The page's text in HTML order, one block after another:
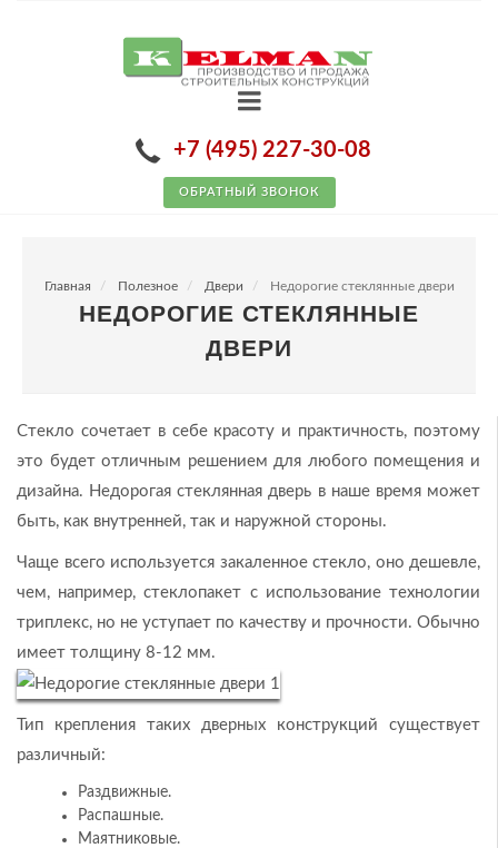
+7 (495) 227-30-08
ОБРАТНЫЙ ЗВОНОК
Главная Полезное Двери Недорогие стеклянные двери
НЕДОРОГИЕ СТЕКЛЯННЫЕ
ДВЕРИ
Стекло сочетает в себе красоту и практичность, поэтому
это будет отличным решением для любого помещения и
дизайна. Недорогая стеклянная дверь в наше время может
быть, как внутренней, так и наружной стороны.
Чаще всего используется закаленное стекло, оно дешевле,
чем, например, стеклопакет с использование технологии
триплекс, но не уступает по качеству и прочности. Обычно
имеет толщину 8-12 мм.
Тип крепления таких дверных конструкций существует
различный:
Раздвижные.
Распашные.
Маятниковые.